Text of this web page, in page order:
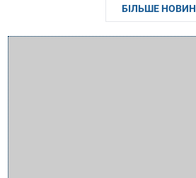
БІЛЬШЕ НОВИН